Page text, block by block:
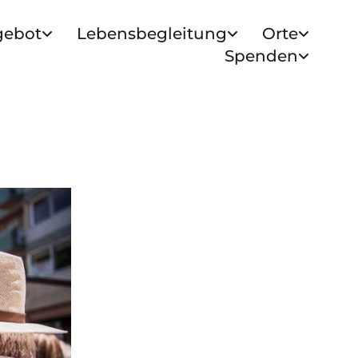
Lebensbegleitung
Orte
Spenden